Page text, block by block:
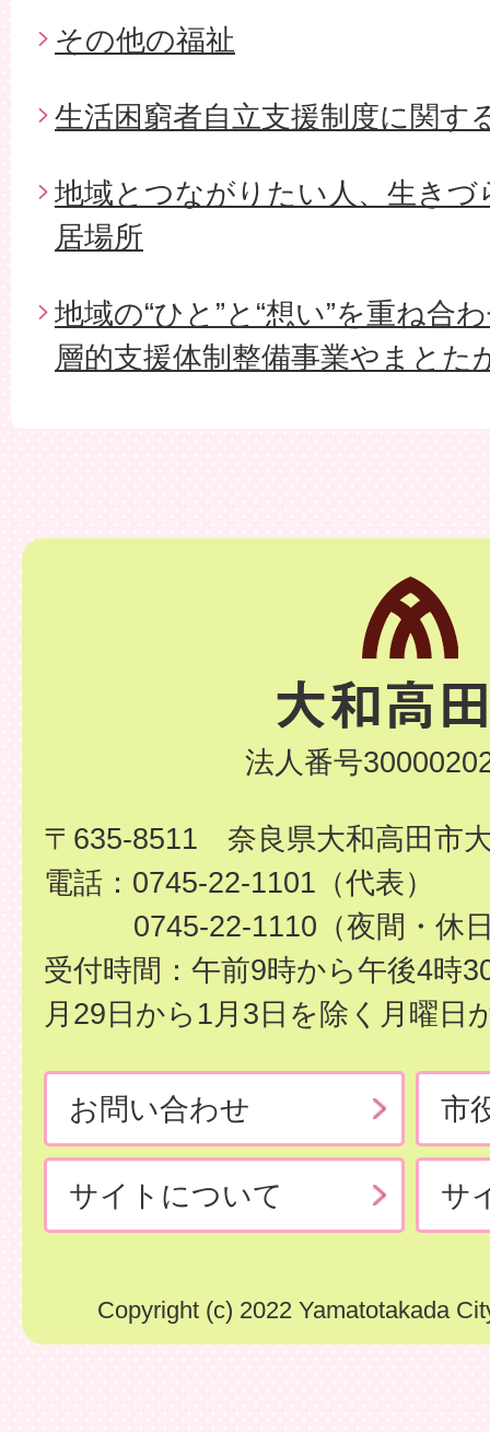
その他の福祉
生活困窮者自立支援制度に関す
地域とつながりたい人、生き
居場所
地域の“ひと”と“想い”を重ね合
層的支援体制整備事業やまとた
法人番号
〒635-8511 奈良県大和高田市
電話：0745-22-1101（代表）
0745-22-1110（夜間・休
受付時間：午前9時から午後4時
月29日から1月3日を除く月曜日
お問い合わせ 市
サイトについて サ
Copyright (c) 2022 Yamatotakada